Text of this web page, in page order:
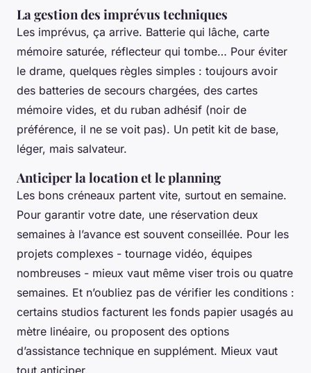
La gestion des imprévus techniques
Les imprévus, ça arrive. Batterie qui lâche, carte
mémoire saturée, réflecteur qui tombe… Pour éviter
le drame, quelques règles simples : toujours avoir
des batteries de secours chargées, des cartes
mémoire vides, et du ruban adhésif (noir de
préférence, il ne se voit pas). Un petit kit de base,
léger, mais salvateur.
Anticiper la location et le planning
Les bons créneaux partent vite, surtout en semaine.
Pour garantir votre date, une réservation deux
semaines à l’avance est souvent conseillée. Pour les
projets complexes - tournage vidéo, équipes
nombreuses - mieux vaut même viser trois ou quatre
semaines. Et n’oubliez pas de vérifier les conditions :
certains studios facturent les fonds papier usagés au
mètre linéaire, ou proposent des options
d’assistance technique en supplément. Mieux vaut
tout anticiper.